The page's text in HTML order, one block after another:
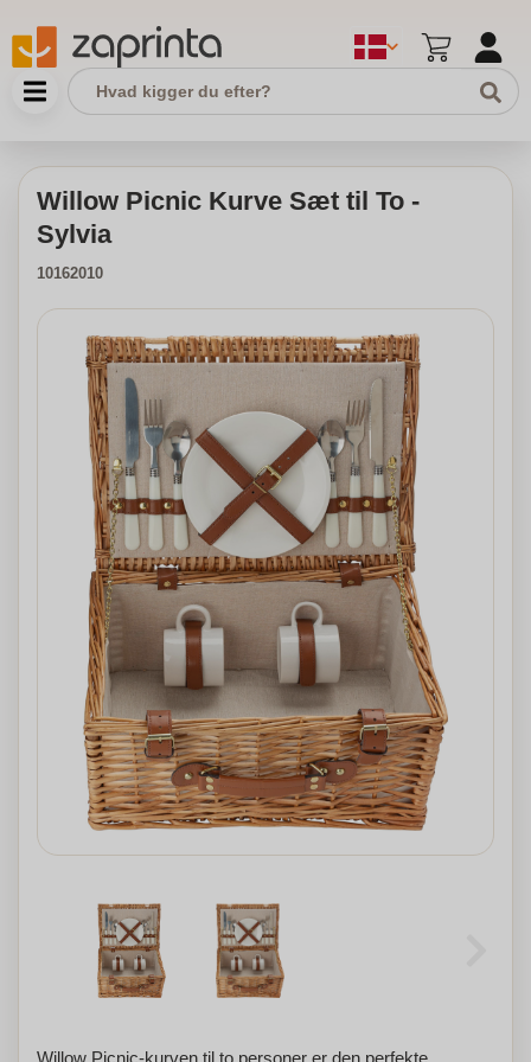
Willow Picnic Kurve Sæt til To -
Sylvia
10162010
Willow Picnic-kurven til to personer er den perfekte